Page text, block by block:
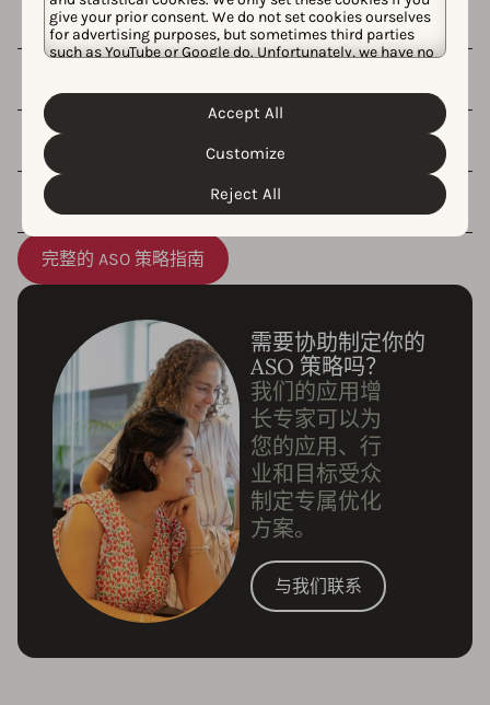
give your prior consent. We do not set cookies ourselves
for advertising purposes, but sometimes third parties
such as YouTube or Google do. Unfortunately, we have no
personal data and the different cookies we use, please
Cookie Policy&Privacy Policy
customize your cookie settings and preferences by
clicking the “Customize” button.
Reject All
Customize
Accept All
2. 优化元数据和 AI 就绪度
4. 改善用户反馈和参与度
5. 追踪与迭代
完整的 ASO 策略指南
需要协助制定你的
ASO 策略吗？
我们的应用增
长专家可以为
您的应用、行
业和目标受众
制定专属优化
方案。
与我们联系